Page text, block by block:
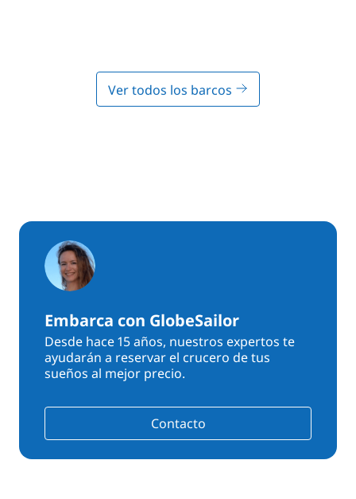
Ver todos los barcos
Embarca con GlobeSailor
Desde hace 15 años, nuestros expertos te
ayudarán a reservar el crucero de tus
sueños al mejor precio.
Contacto